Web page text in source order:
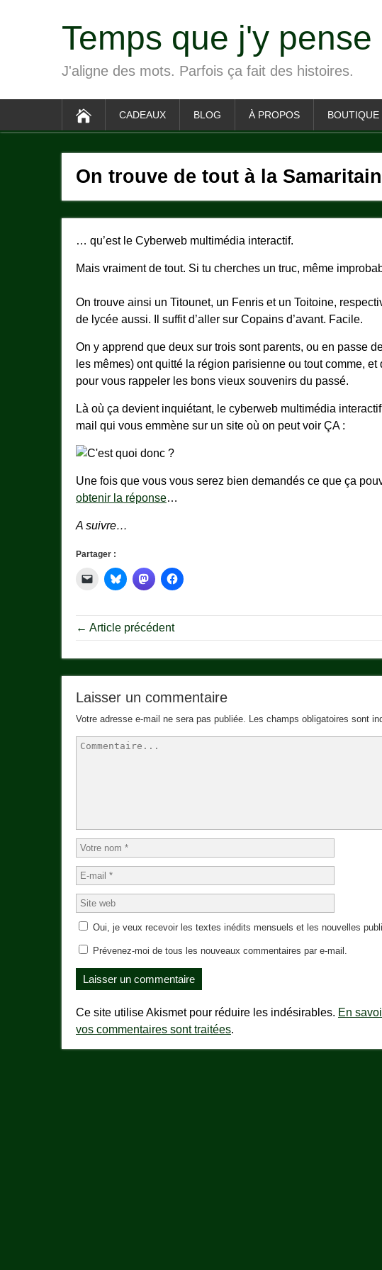
Temps que j'y pense
J'aligne des mots. Parfois ça fait des histoires.
CADEAUX BLOG À PROPOS BOUTIQUE
On trouve de tout à la
… qu’est le Cyberweb multimédia interactif.
Mais vraiment de tout. Si tu cherches un truc, même
On trouve ainsi un Titounet, un Fenris et un Toitoine,
de lycée aussi. Il suffit d’aller sur Copains d’avant. Facile.
On y apprend que deux sur trois sont parents, ou en passe
les mêmes) ont quitté la région parisienne ou tout comme,
pour vous rappeler les bons vieux souvenirs du passé.
Là où ça devient inquiétant, le cyberweb multimédia
mail qui vous emmène sur un site où on peut voir ÇA :
Une fois que vous vous serez bien demandés ce que ça
obtenir la réponse…
A suivre…
Partager :
← Article précédent
Laisser un commentaire
Votre adresse e-mail ne sera pas publiée. Les champs obligatoires sont
Oui, je veux recevoir les textes inédits mensuels et les nouvelles
Prévenez-moi de tous les nouveaux commentaires par e-mail.
Ce site utilise Akismet pour réduire les indésirables. En
vos commentaires sont traitées.